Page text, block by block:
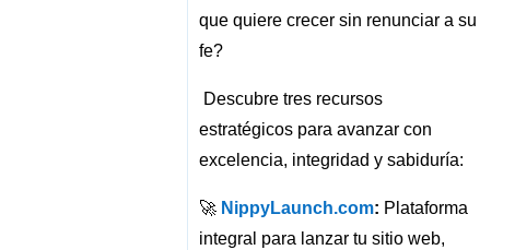
que quiere crecer sin renunciar a su
fe?
Descubre tres recursos
estratégicos para avanzar con
excelencia, integridad y sabiduría:
🚀 NippyLaunch.com: Plataforma
integral para lanzar tu sitio web,